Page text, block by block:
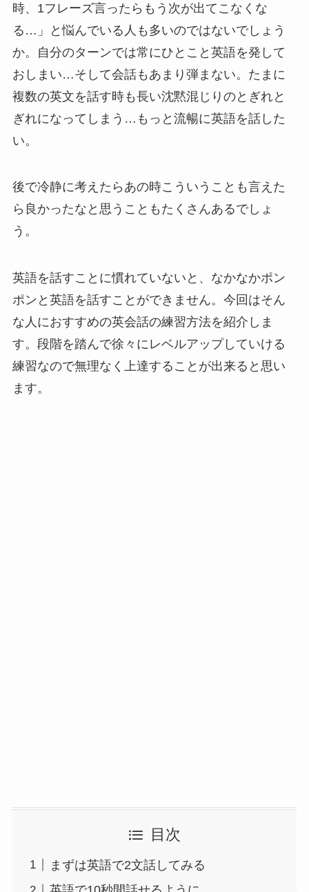
時、1フレーズ言ったらもう次が出てこなくな
る…」と悩んでいる人も多いのではないでしょう
か。自分のターンでは常にひとこと英語を発して
おしまい…そして会話もあまり弾まない。たまに
複数の英文を話す時も長い沈黙混じりのとぎれと
ぎれになってしまう…もっと流暢に英語を話した
い。
後で冷静に考えたらあの時こういうことも言えた
ら良かったなと思うこともたくさんあるでしょ
う。
英語を話すことに慣れていないと、なかなかポン
ポンと英語を話すことができません。今回はそん
な人におすすめの英会話の練習方法を紹介しま
す。段階を踏んで徐々にレベルアップしていける
練習なので無理なく上達することが出来ると思い
ます。
目次
まずは英語で2文話してみる